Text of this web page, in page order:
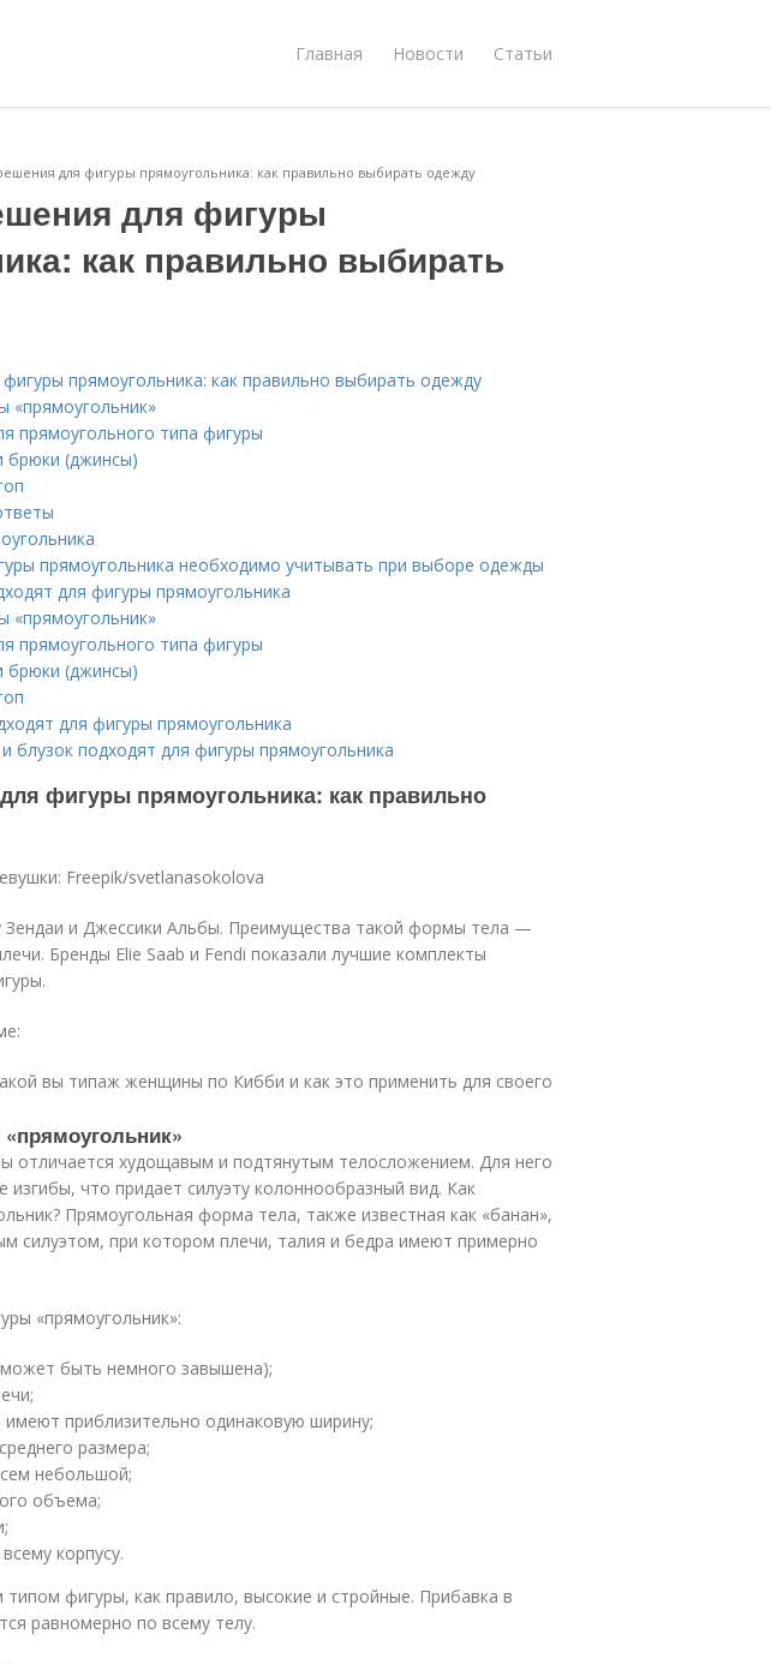
Главная Новости Статьи
для фигуры прямоугольника: как правильно выбирать одежду
для фигуры
как правильно выбирать
прямоугольника: как правильно выбирать одежду
«прямоугольник»
прямоугольного типа фигуры
брюки (джинсы)
прямоугольника необходимо учитывать при выборе одежды
для фигуры прямоугольника
«прямоугольник»
прямоугольного типа фигуры
брюки (джинсы)
для фигуры прямоугольника
блузок подходят для фигуры прямоугольника
фигуры прямоугольника: как правильно
Freepik/svetlanasokolova
Зендаи и Джессики Альбы. Преимущества такой формы тела —
Бренды Elie Saab и Fendi показали лучшие комплекты
вы типаж женщины по Кибби и как это применить для своего
отличается худощавым и подтянутым телосложением. Для него
что придает силуэту колоннообразный вид. Как
Прямоугольная форма тела, также известная как «банан»,
силуэтом, при котором плечи, талия и бедра имеют примерно
«прямоугольник»:
быть немного завышена);
имеют приблизительно одинаковую ширину;
размера;
небольшой;
объема;
корпусу.
фигуры, как правило, высокие и стройные. Прибавка в
равномерно по всему телу.